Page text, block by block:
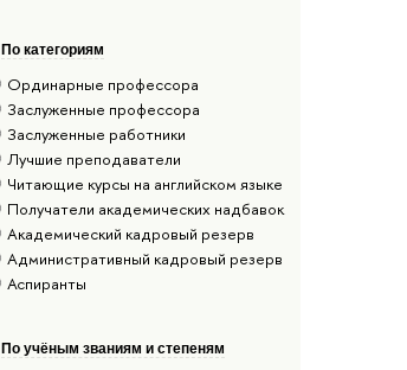
По категориям
Ординарные профессора
Заслуженные профессора
Заслуженные работники
Лучшие преподаватели
Читающие курсы на английском языке
Получатели академических надбавок
Академический кадровый резерв
Административный кадровый резерв
Аспиранты
По учёным званиям и степеням